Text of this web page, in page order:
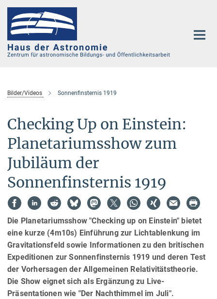
Hauptinhalt
Bilder/Videos Sonnenfinsternis 1919
Checking Up on Einstein:
Planetariumsshow zum
Jubiläum der
Sonnenfinsternis 1919
Die Planetariumsshow "Checking up on Einstein" bietet
eine kurze (4m10s) Einführung zur Lichtablenkung im
Gravitationsfeld sowie Informationen zu den britischen
Expeditionen zur Sonnenfinsternis 1919 und deren Test
der Vorhersagen der Allgemeinen Relativitätstheorie.
Die Show eignet sich als Ergänzung zu Live-
Präsentationen wie "Der Nachthimmel im Juli".